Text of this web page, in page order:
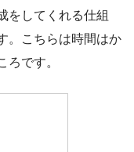
をしてくれる仕組
。こちらは時間はか
ろです。